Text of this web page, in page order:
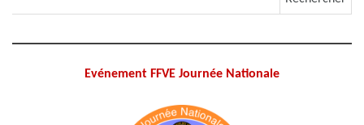
Evénement FFVE Journée Nationale